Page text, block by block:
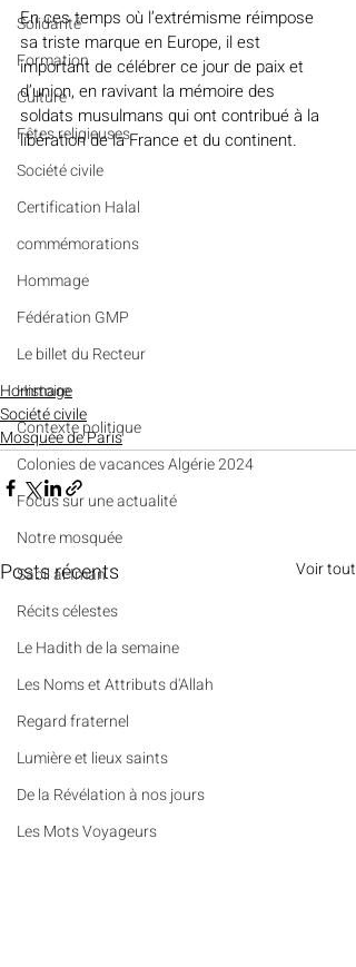
Solidarité
Formation
Culture
Fêtes religieuses
Société civile
Certification Halal
commémorations
Hommage
Fédération GMP
Le billet du Recteur
Histoire
Contexte politique
Colonies de vacances Algérie 2024
​​Focus sur une actualité
Notre mosquée
Sabil al-Iman
Récits célestes
Le Hadith de la semaine
Les Noms et Attributs d'Allah
Regard fraternel
Lumière et lieux saints
De la Révélation à nos jours
Les Mots Voyageurs
En ces temps où l’extrémisme réimpose
sa triste marque en Europe, il est
important de célébrer ce jour de paix et
d’union, en ravivant la mémoire des
soldats musulmans qui ont contribué à la
libération de la France et du continent.
Hommage
Société civile
Mosquée de Paris
Posts récents Voir tout